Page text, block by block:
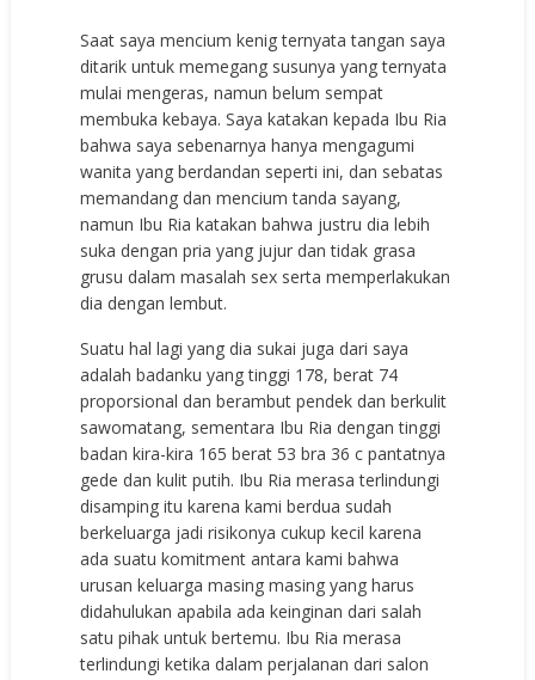
Saat saya mencium kenig ternyata tangan saya
ditarik untuk memegang susunya yang ternyata
mulai mengeras, namun belum sempat
membuka kebaya. Saya katakan kepada Ibu Ria
bahwa saya sebenarnya hanya mengagumi
wanita yang berdandan seperti ini, dan sebatas
memandang dan mencium tanda sayang,
namun Ibu Ria katakan bahwa justru dia lebih
suka dengan pria yang jujur dan tidak grasa
grusu dalam masalah sex serta memperlakukan
dia dengan lembut.
Suatu hal lagi yang dia sukai juga dari saya
adalah badanku yang tinggi 178, berat 74
proporsional dan berambut pendek dan berkulit
sawomatang, sementara Ibu Ria dengan tinggi
badan kira-kira 165 berat 53 bra 36 c pantatnya
gede dan kulit putih. Ibu Ria merasa terlindungi
disamping itu karena kami berdua sudah
berkeluarga jadi risikonya cukup kecil karena
ada suatu komitment antara kami bahwa
urusan keluarga masing masing yang harus
didahulukan apabila ada keinginan dari salah
satu pihak untuk bertemu. Ibu Ria merasa
terlindungi ketika dalam perjalanan dari salon